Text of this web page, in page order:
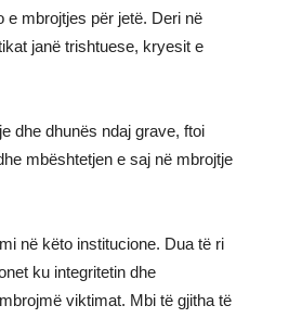
e mbrojtjes për jetë. Deri në
janë trishtuese, kryesit e
dhe dhunës ndaj grave, ftoi
mbështetjen e saj në mbrojtje
në këto institucione. Dua të ri
ku integritetin dhe
viktimat. Mbi të gjitha të